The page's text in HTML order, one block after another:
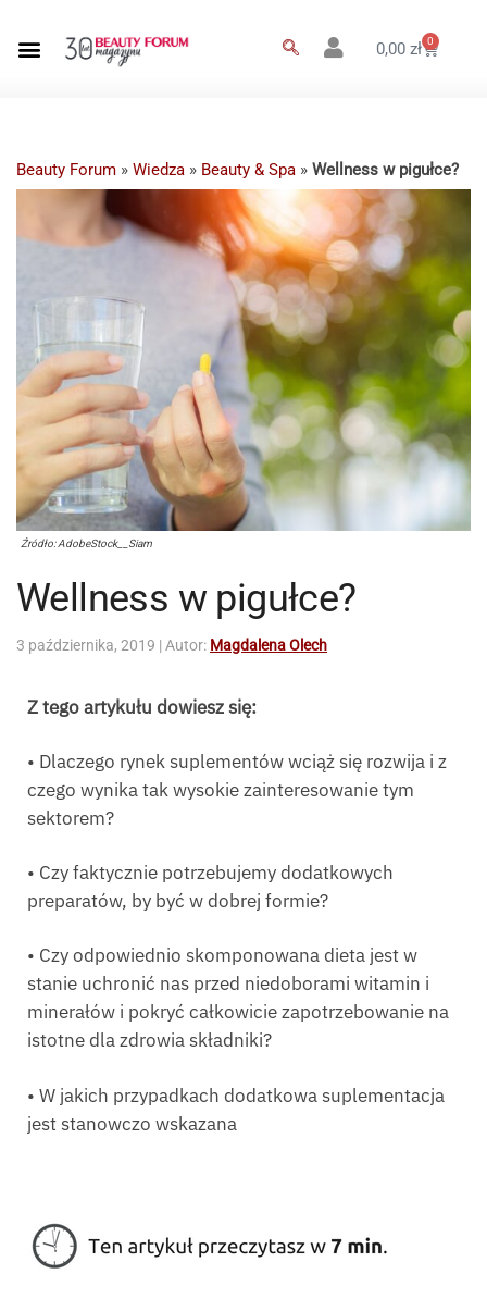
0,00zł 0
Beauty Forum » Wiedza » Beauty & Spa » Wellness w pigułce?
Źródło: AdobeStock__Siam
Wellness w pigułce?
3 października, 2019 | Autor: Magdalena Olech
Z tego artykułu dowiesz się:
• Dlaczego rynek suplementów wciąż się rozwija i z
czego wynika tak wysokie zainteresowanie tym
sektorem?
• Czy faktycznie potrzebujemy dodatkowych
preparatów, by być w dobrej formie?
• Czy odpowiednio skomponowana dieta jest w
stanie uchronić nas przed niedoborami witamin i
minerałów i pokryć całkowicie zapotrzebowanie na
istotne dla zdrowia składniki?
• W jakich przypadkach dodatkowa suplementacja
jest stanowczo wskazana